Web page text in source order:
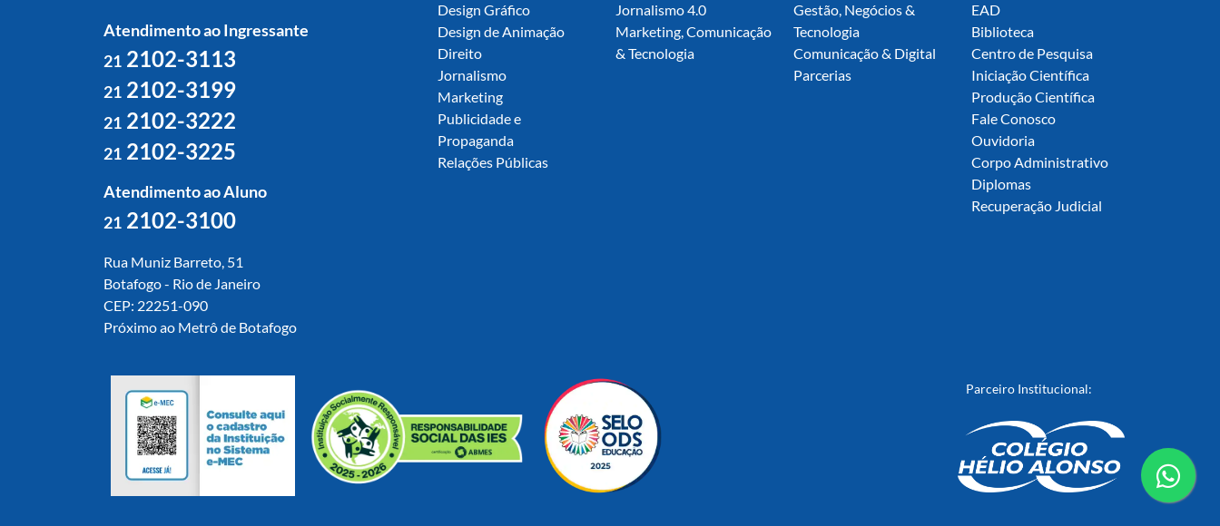
Atendimento ao Ingressante
21 2102-3113
21 2102-3199
21 2102-3222
21 2102-3225
Atendimento ao Aluno
21 2102-3100
Rua Muniz Barreto, 51
Botafogo - Rio de Janeiro
CEP: 22251-090
Próximo ao Metrô de Botafogo
Design Gráfico
Design de Animação
Direito
Jornalismo
Marketing
Publicidade e
Propaganda
Relações Públicas
Jornalismo 4.0
Marketing, Comunicação
& Tecnologia
Gestão, Negócios &
Tecnologia
Comunicação & Digital
Parcerias
EAD
Biblioteca
Centro de Pesquisa
Iniciação Científica
Produção Científica
Fale Conosco
Ouvidoria
Corpo Administrativo
Diplomas
Recuperação Judicial
Parceiro Institucional: